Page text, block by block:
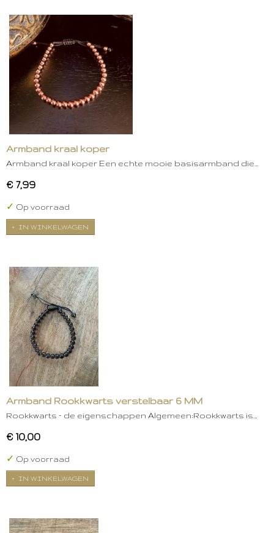
Armband kraal koper
Armband kraal koper Een echte mooie basisarmband die…
€ 7,99
✓ Op voorraad
IN WINKELWAGEN
Armband Rookkwarts verstelbaar 6 MM
Rookkwarts – de eigenschappen Algemeen:Rookkwarts is…
€ 10,00
✓ Op voorraad
IN WINKELWAGEN